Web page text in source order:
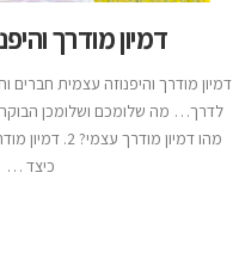
דמיון מודרך
דמיון מודרך והיפנוזה עצמית חברים
כיצד …